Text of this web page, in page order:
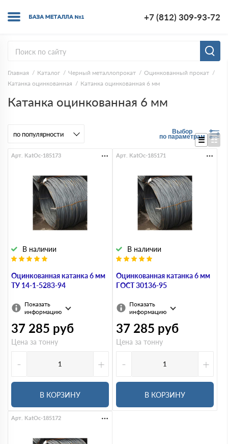
+7 (812) 309-93-72
Главная Каталог Черный металлопрокат
Оцинкованный прокат
Катанка оцинкованная
Катанка оцинкованная 6 мм
Катанка оцинкованная 6 мм
Выбор
по параметрам
Оцинкованная катанка 6 мм
ТУ 14-1-5283-94
В наличии
Арт. KatOc-185173
Показать
информацию
37 285 руб
Цена за тонну
- +
В КОРЗИНУ
Оцинкованная катанка 6 мм
ГОСТ 30136-95
В наличии
Арт. KatOc-185171
Показать
информацию
37 285 руб
Цена за тонну
- +
В КОРЗИНУ
Арт. KatOc-185172